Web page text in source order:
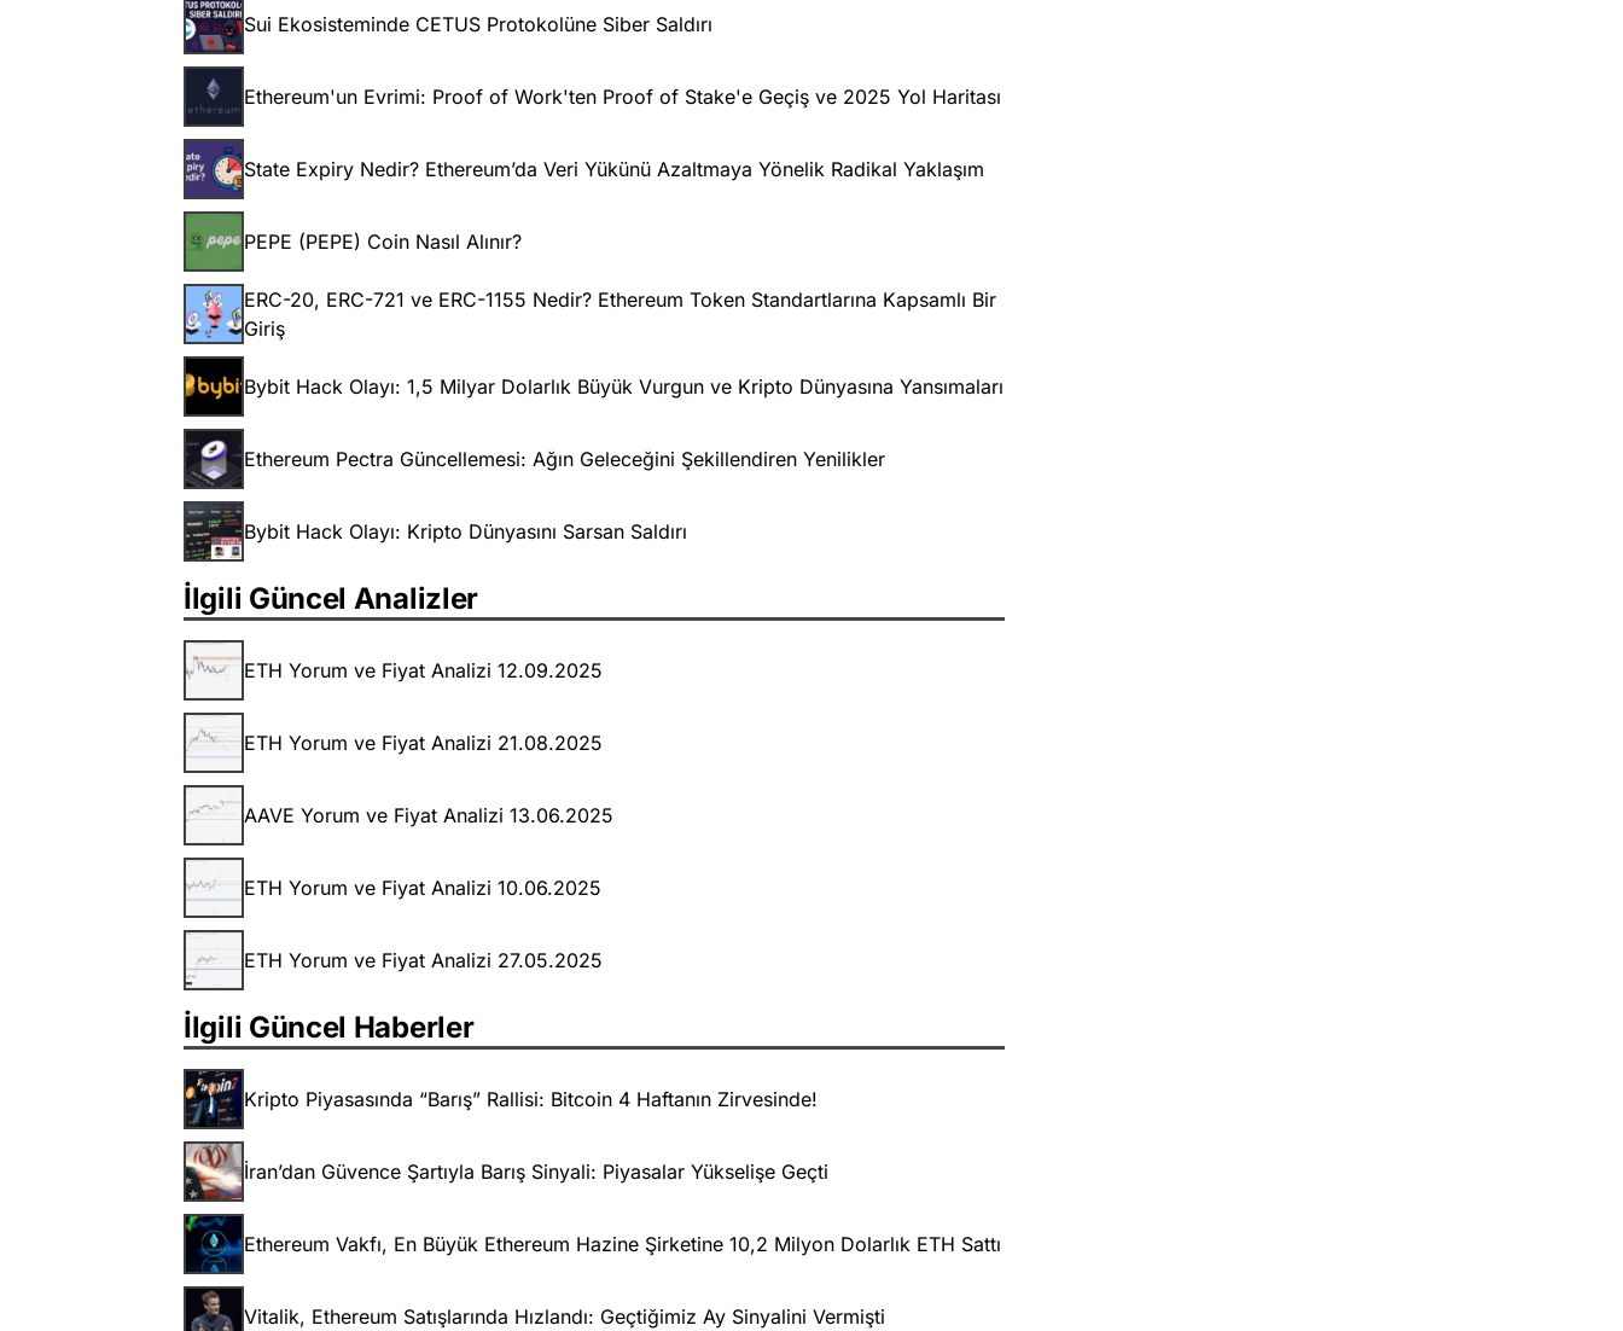
Sui Ekosisteminde CETUS Protokolüne Siber Saldırı
Ethereum'un Evrimi: Proof of Work'ten Proof of Stake'e Geçiş ve 2025 Yol Haritası
State Expiry Nedir? Ethereum’da Veri Yükünü Azaltmaya Yönelik Radikal Yaklaşım
PEPE (PEPE) Coin Nasıl Alınır?
ERC-20, ERC-721 ve ERC-1155 Nedir? Ethereum Token Standartlarına Kapsamlı Bir
Giriş
Bybit Hack Olayı: 1,5 Milyar Dolarlık Büyük Vurgun ve Kripto Dünyasına Yansımaları
Ethereum Pectra Güncellemesi: Ağın Geleceğini Şekillendiren Yenilikler
Bybit Hack Olayı: Kripto Dünyasını Sarsan Saldırı
İlgili Güncel Analizler
ETH Yorum ve Fiyat Analizi 12.09.2025
ETH Yorum ve Fiyat Analizi 21.08.2025
AAVE Yorum ve Fiyat Analizi 13.06.2025
ETH Yorum ve Fiyat Analizi 10.06.2025
ETH Yorum ve Fiyat Analizi 27.05.2025
İlgili Güncel Haberler
Kripto Piyasasında “Barış” Rallisi: Bitcoin 4 Haftanın Zirvesinde!
İran’dan Güvence Şartıyla Barış Sinyali: Piyasalar Yükselişe Geçti
Ethereum Vakfı, En Büyük Ethereum Hazine Şirketine 10,2 Milyon Dolarlık ETH Sattı
Vitalik, Ethereum Satışlarında Hızlandı: Geçtiğimiz Ay Sinyalini Vermişti